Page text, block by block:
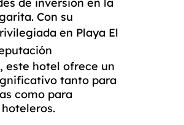
Con su
en Playa El
este hotel ofrece un
tanto para
como para